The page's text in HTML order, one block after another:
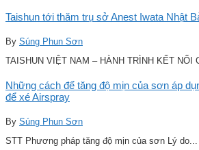
Taishun tới thăm trụ sở Anest Iwata Nhật
By Súng Phun Sơn
TAISHUN VIỆT NAM – HÀNH TRÌNH KẾT NỐI
Những cách để tăng độ mịn của sơn áp
để xé Airspray
By Súng Phun Sơn
STT Phương pháp tăng độ mịn của sơn Lý do...